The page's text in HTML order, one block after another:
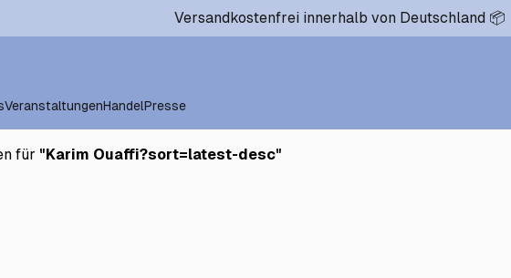
Versandkostenfrei innerhalb von Deutschland 📦
VeranstaltungenHandelPresse
für "Karim Ouaffi?sort=latest-desc"